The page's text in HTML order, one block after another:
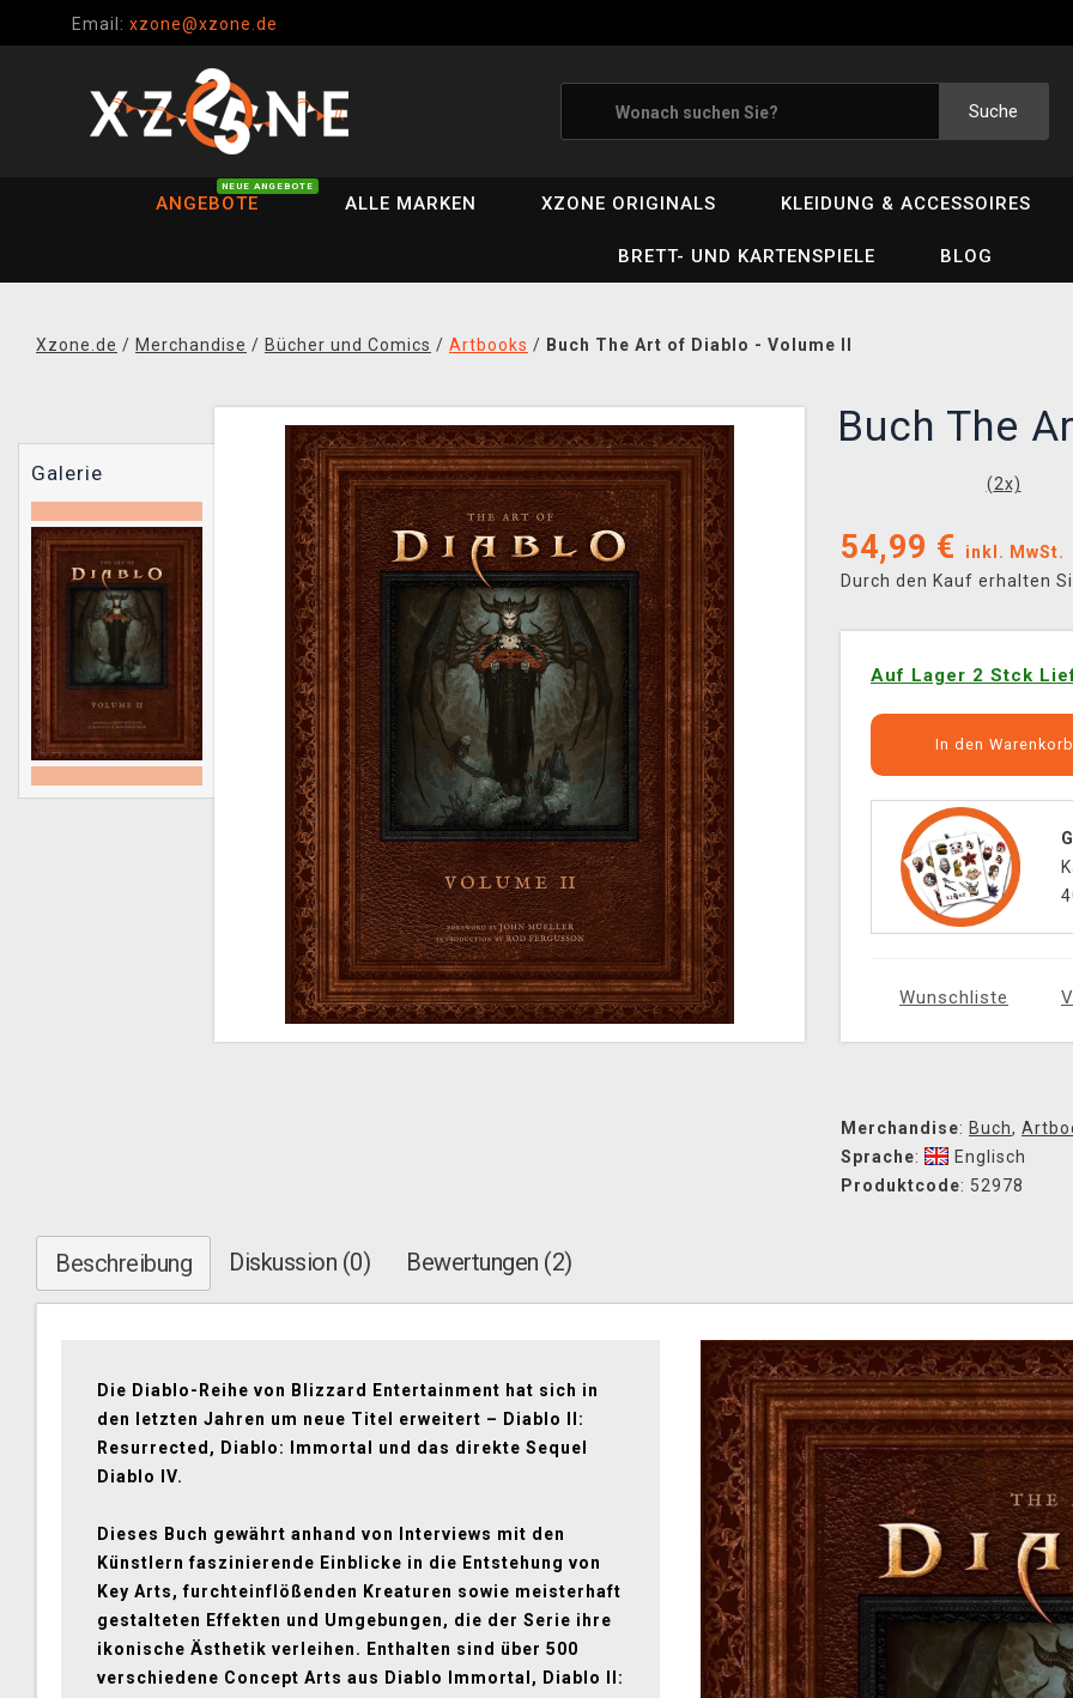
Email: xzone@xzone.de
Suche
ANGEBOTE
NEUE ANGEBOTE
ALLE MARKEN XZONE ORIGINALS KLEIDUNG & ACCESSOIRES
BRETT- UND KARTENSPIELE BLOG
Xzone.de / Merchandise / Bücher und Comics / Artbooks / Buch The Art of Diablo - Volume II
Galerie
Buch The
(2x)
54,99 €
inkl. MwSt.
Durch den Kauf erhalten
Auf Lager 2 Stck
In den Warenkorb
Wunschliste
Merchandise: Buch,
Sprache:
Englisch
Produktcode: 52978
Beschreibung Diskussion (0) Bewertungen (2)
Die Diablo-Reihe von Blizzard Entertainment hat sich in
den letzten Jahren um neue Titel erweitert – Diablo II:
Resurrected, Diablo: Immortal und das direkte Sequel
Diablo IV.
Dieses Buch gewährt anhand von Interviews mit den
Künstlern faszinierende Einblicke in die Entstehung von
Key Arts, furchteinflößenden Kreaturen sowie meisterhaft
gestalteten Effekten und Umgebungen, die der Serie ihre
ikonische Ästhetik verleihen. Enthalten sind über 500
verschiedene Concept Arts aus Diablo Immortal, Diablo II: